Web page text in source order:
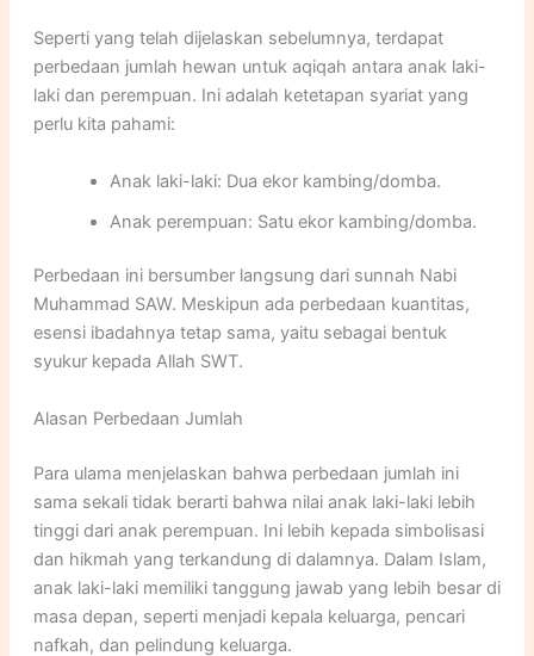
Seperti yang telah dijelaskan sebelumnya, terdapat
perbedaan jumlah hewan untuk aqiqah antara anak laki-
laki dan perempuan. Ini adalah ketetapan syariat yang
perlu kita pahami:
Anak laki-laki: Dua ekor kambing/domba.
Anak perempuan: Satu ekor kambing/domba.
Perbedaan ini bersumber langsung dari sunnah Nabi
Muhammad SAW. Meskipun ada perbedaan kuantitas,
esensi ibadahnya tetap sama, yaitu sebagai bentuk
syukur kepada Allah SWT.
Alasan Perbedaan Jumlah
Para ulama menjelaskan bahwa perbedaan jumlah ini
sama sekali tidak berarti bahwa nilai anak laki-laki lebih
tinggi dari anak perempuan. Ini lebih kepada simbolisasi
dan hikmah yang terkandung di dalamnya. Dalam Islam,
anak laki-laki memiliki tanggung jawab yang lebih besar di
masa depan, seperti menjadi kepala keluarga, pencari
nafkah, dan pelindung keluarga.